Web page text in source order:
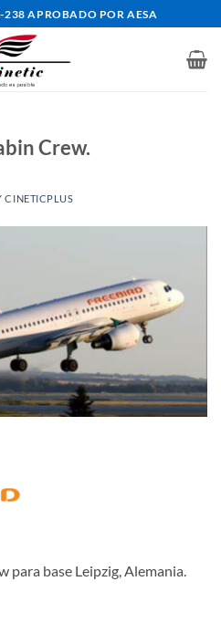
APROBADO POR AESA
Crew.
CINETICPLUS
para base Leipzig, Alemania.